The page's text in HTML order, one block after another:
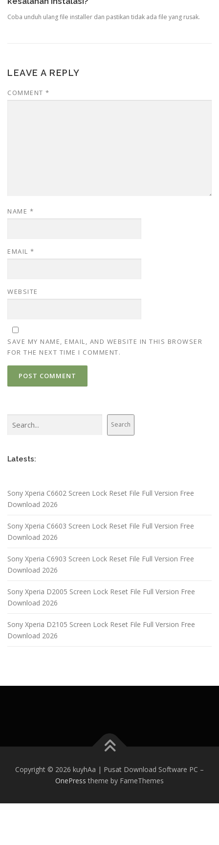
Coba unduh ulang file installer dan pastikan tidak ada file yang rusak.
LEAVE A REPLY
COMMENT *
NAME *
EMAIL *
WEBSITE
SAVE MY NAME, EMAIL, AND WEBSITE IN THIS BROWSER
FOR THE NEXT TIME I COMMENT.
Search
Latests:
Sony Xperia C6602 Screen Lock Reset File Full Version Free
Download 2026
Sony Xperia C6603 Screen Lock Reset File Full Version Free
Download 2026
Sony Xperia C6903 Screen Lock Reset File Full Version Free
Download 2026
Sony Xperia D2005 Screen Lock Reset File Full Version Free
Download 2026
Sony Xperia D2105 Screen Lock Reset File Full Version Free
Download 2026
Copyright © 2026 kuyhAa | Pusat Download Software PC –
OnePress theme by FameThemes